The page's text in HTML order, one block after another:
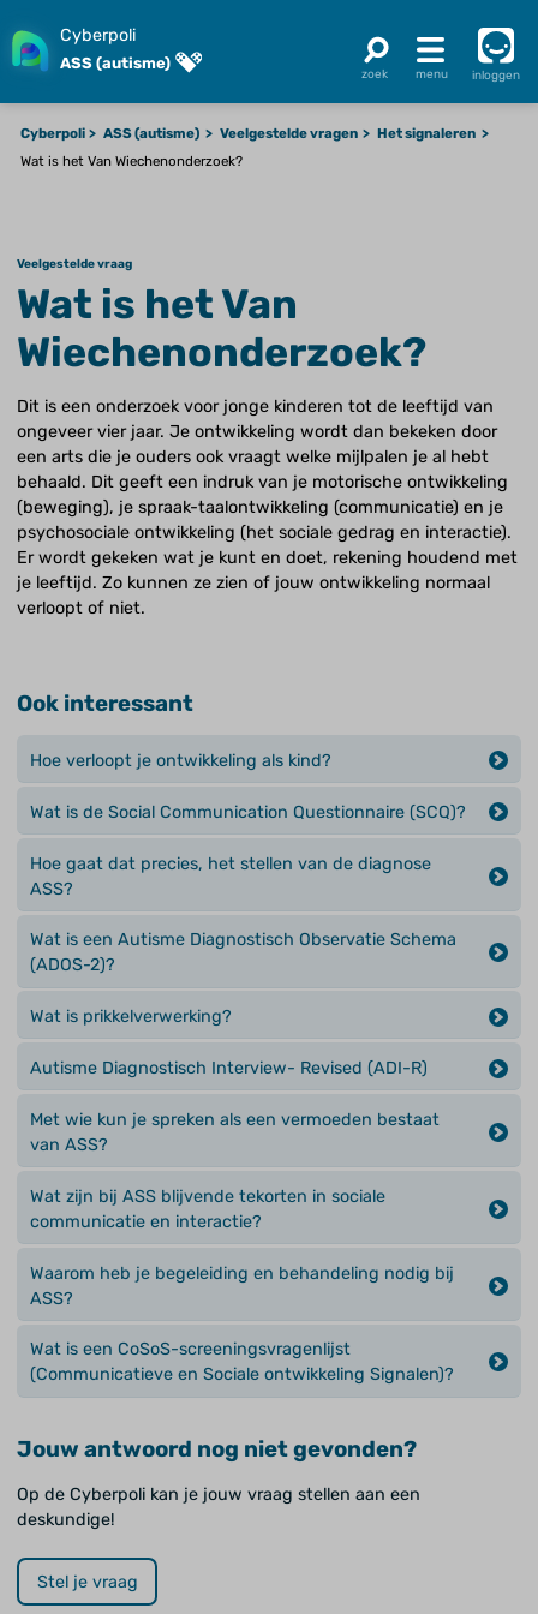
Cyberpoli
ASS (autisme)
inloggen
Cyberpoli ASS (autisme) Veelgestelde vragen
Het signaleren
Wat is het Van Wiechenonderzoek?
Veelgestelde vraag
Wat is het Van
Wiechenonderzoek?
Dit is een onderzoek voor jonge kinderen tot de leeftijd van
ongeveer vier jaar. Je ontwikkeling wordt dan bekeken door
een arts die je ouders ook vraagt welke mijlpalen je al hebt
behaald. Dit geeft een indruk van je motorische ontwikkeling
(beweging), je spraak-taalontwikkeling (communicatie) en je
psychosociale ontwikkeling (het sociale gedrag en interactie).
Er wordt gekeken wat je kunt en doet, rekening houdend met
je leeftijd. Zo kunnen ze zien of jouw ontwikkeling normaal
verloopt of niet.
Ook interessant
Hoe verloopt je ontwikkeling als kind?
Wat is de Social Communication Questionnaire (SCQ)?
Hoe gaat dat precies, het stellen van de diagnose
ASS?
Wat is een Autisme Diagnostisch Observatie Schema
(ADOS-2)?
Wat is prikkelverwerking?
Autisme Diagnostisch Interview- Revised (ADI-R)
Met wie kun je spreken als een vermoeden bestaat
van ASS?
Wat zijn bij ASS blijvende tekorten in sociale
communicatie en interactie?
Waarom heb je begeleiding en behandeling nodig bij
ASS?
Wat is een CoSoS-screeningsvragenlijst
(Communicatieve en Sociale ontwikkeling Signalen)?
Jouw antwoord nog niet gevonden?
Op de Cyberpoli kan je jouw vraag stellen aan een
deskundige!
Stel je vraag